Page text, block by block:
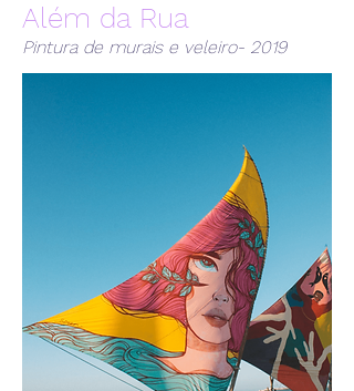
Além da Rua
Pintura de murais e veleiro- 2019